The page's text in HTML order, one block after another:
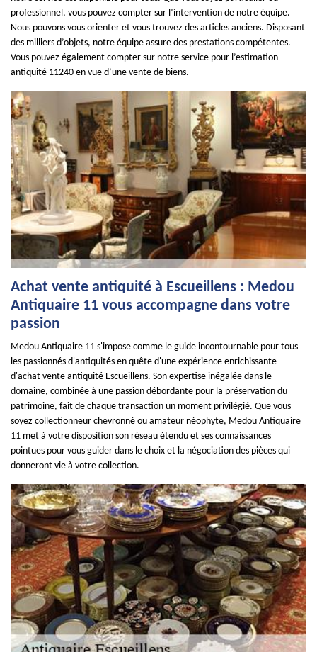
professionnel, vous pouvez compter sur l’intervention de notre équipe.
Nous pouvons vous orienter et vous trouvez des articles anciens. Disposant
des milliers d’objets, notre équipe assure des prestations compétentes.
Vous pouvez également compter sur notre service pour l’estimation
antiquité 11240 en vue d’une vente de biens.
Achat vente antiquité à Escueillens : Medou
Antiquaire 11 vous accompagne dans votre
passion
Medou Antiquaire 11 s'impose comme le guide incontournable pour tous
les passionnés d'antiquités en quête d'une expérience enrichissante
d'achat vente antiquité Escueillens. Son expertise inégalée dans le
domaine, combinée à une passion débordante pour la préservation du
patrimoine, fait de chaque transaction un moment privilégié. Que vous
soyez collectionneur chevronné ou amateur néophyte, Medou Antiquaire
11 met à votre disposition son réseau étendu et ses connaissances
pointues pour vous guider dans le choix et la négociation des pièces qui
donneront vie à votre collection.